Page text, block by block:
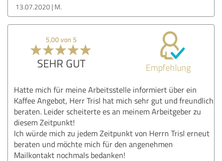
13.07.2020 M.
5,00 von 5
SEHR GUT Empfehlung
Hatte mich für meine Arbeitsstelle informiert über ein
Kaffee Angebot, Herr Trisl hat mich sehr gut und freundlich
beraten. Leider scheiterte es an meinem Arbeitgeber zu
diesem Zeitpunkt!
Ich würde mich zu jedem Zeitpunkt von Herrn Trisl erneut
beraten und möchte mich für den angenehmen
Mailkontakt nochmals bedanken!